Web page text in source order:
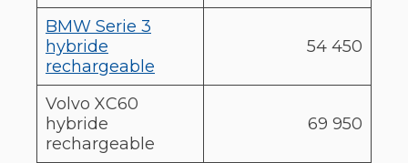
BMW Serie 3
hybride
rechargeable
54 450
Volvo XC60
hybride
rechargeable
69 950